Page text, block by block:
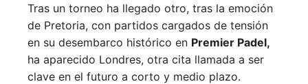
Tras un torneo ha llegado otro, tras la emoción
de Pretoria, con partidos cargados de tensión
en su desembarco histórico en Premier Padel,
ha aparecido Londres, otra cita llamada a ser
clave en el futuro a corto y medio plazo.